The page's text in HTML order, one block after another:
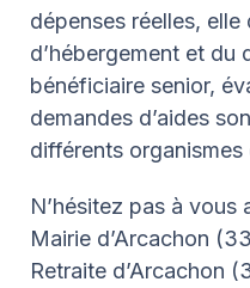
dépenses réelles,
d’hébergement et du
bénéficiaire senior,
demandes d’aides
différents organismes
N’hésitez pas à vous
Mairie d’Arcachon
Retraite d’Arcachon